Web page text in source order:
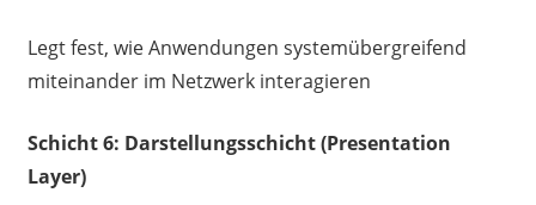
Legt fest, wie Anwendungen systemübergreifend
miteinander im Netzwerk interagieren
Schicht 6: Darstellungsschicht (Presentation
Layer)